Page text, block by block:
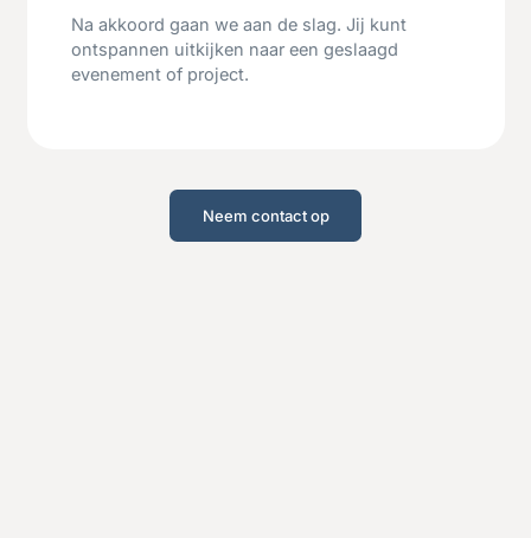
Na akkoord gaan we aan de slag. Jij kunt
ontspannen uitkijken naar een geslaagd
evenement of project.
Neem contact op